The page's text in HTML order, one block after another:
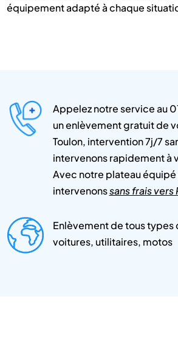
équipement adapté à chaque
Appelez notre service au
un enlèvement gratuit de
Toulon, intervention 7j/7
intervenons rapidement à
Avec notre plateau équipé
intervenonssans frais
Enlèvement de tous types
voitures, utilitaires, motos